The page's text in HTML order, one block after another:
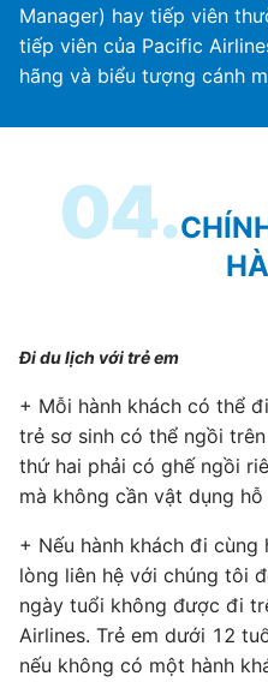
Manager) hay tiếp viên
tiếp viên của Pacific
hãng và biểu tượng cánh
04.
Đi du lịch với trẻ em
+ Mỗi hành khách có thể
trẻ sơ sinh có thể ngồi
thứ hai phải có ghế ngồi
mà không cần vật dụng
+ Nếu hành khách đi
lòng liên hệ với chúng tôi
ngày tuổi không được đi
Airlines. Trẻ em dưới 12
nếu không có một hành